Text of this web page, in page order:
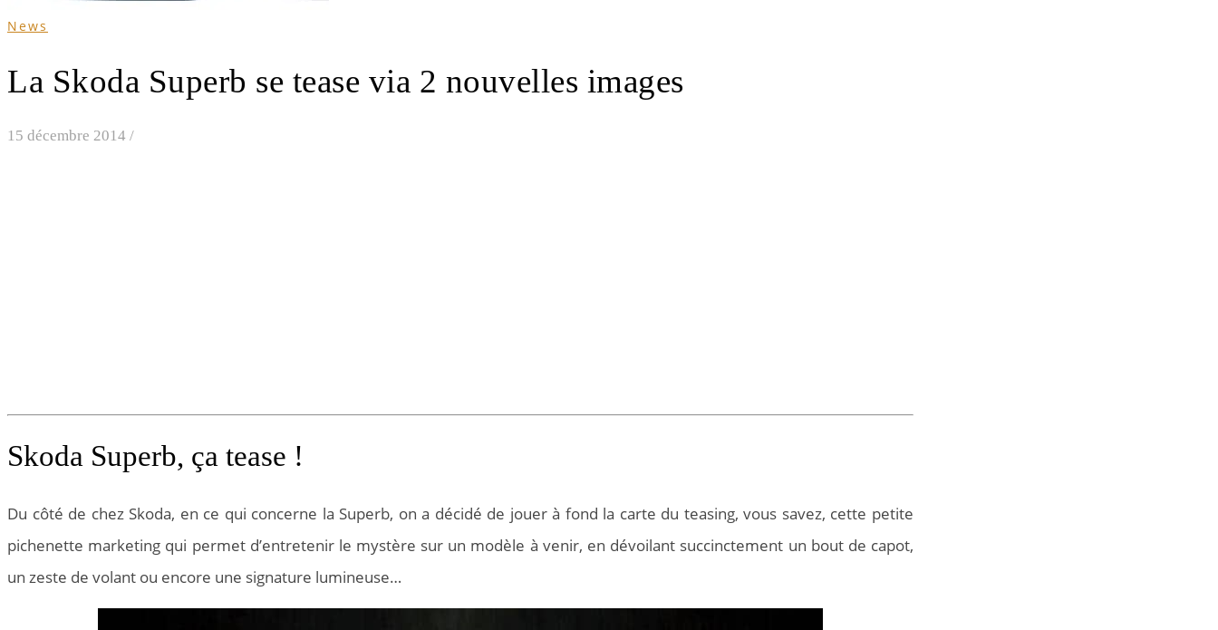
News
La Skoda Superb se tease via 2 nouvelles images
15 décembre 2014 /
Skoda Superb, ça tease !
Du côté de chez Skoda, en ce qui concerne la Superb, on a décidé de jouer à fond la carte du teasing, vous savez, cette petite
pichenette marketing qui permet d’entretenir le mystère sur un modèle à venir, en dévoilant succinctement un bout de capot,
un zeste de volant ou encore une signature lumineuse…